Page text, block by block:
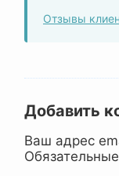
Отзывы
Добавить
Ваш адрес